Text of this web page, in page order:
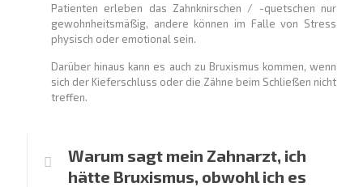
Patienten erleben das Zahnknirschen / -quetschen nur
gewohnheitsmäßig, andere können im Falle von Stress
physisch oder emotional sein.
Darüber hinaus kann es auch zu Bruxismus kommen, wenn
sich der Kieferschluss oder die Zähne beim Schließen nicht
treffen.
Warum sagt mein Zahnarzt, ich
hätte Bruxismus, obwohl ich es